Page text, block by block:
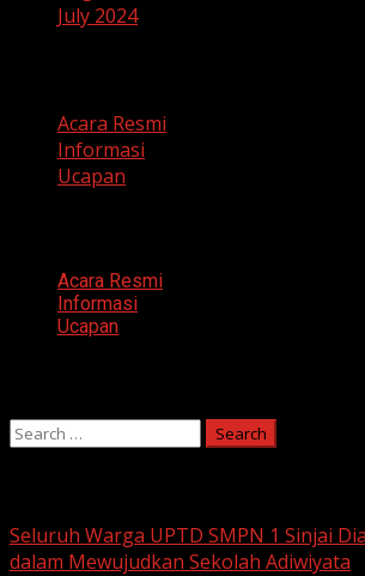
July 2024
Acara Resmi
Informasi
Ucapan
Acara Resmi
Informasi
Ucapan
Search
Seluruh Warga UPTD SMPN 1 Sinjai
dalam Mewujudkan Sekolah Adiwiyata